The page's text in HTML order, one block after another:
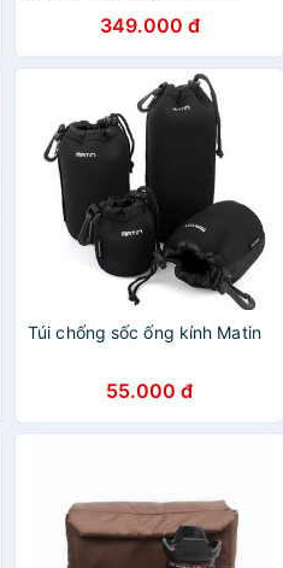
349.000 đ
Túi chống sốc ống kính Matin
55.000 đ